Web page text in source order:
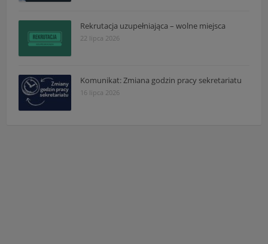
Rekrutacja uzupełniająca – wolne miejsca
22 lipca 2026
Komunikat: Zmiana godzin pracy sekretariatu
16 lipca 2026